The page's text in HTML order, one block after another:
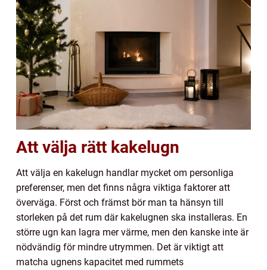
Att välja rätt kakelugn
Att välja en kakelugn handlar mycket om personliga
preferenser, men det finns några viktiga faktorer att
överväga. Först och främst bör man ta hänsyn till
storleken på det rum där kakelugnen ska installeras. En
större ugn kan lagra mer värme, men den kanske inte är
nödvändig för mindre utrymmen. Det är viktigt att
matcha ugnens kapacitet med rummets